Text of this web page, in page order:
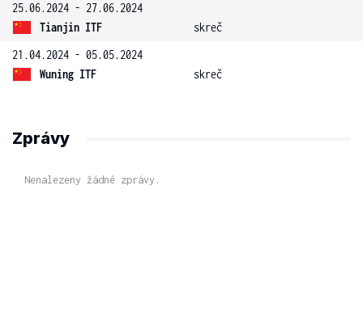
25.06.2024 - 27.06.2024
Tianjin ITF
skreč
21.04.2024 - 05.05.2024
Wuning ITF
skreč
Zprávy
Nenalezeny žádné zprávy.